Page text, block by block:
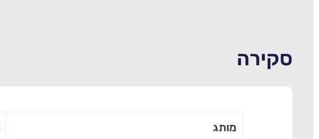
סקירה
מותג